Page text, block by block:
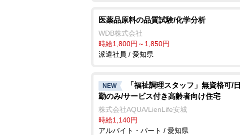
医薬品原料の品質試験/化学分析
WDB株式会社
時給1,800円～1,850円
派遣社員 / 愛知県
NEW
「福祉調理スタッフ」無資格可/日
勤のみ/サービス付き高齢者向け住宅
株式会社AQUA/LienLife安城
時給1,140円
アルバイト・パート / 愛知県